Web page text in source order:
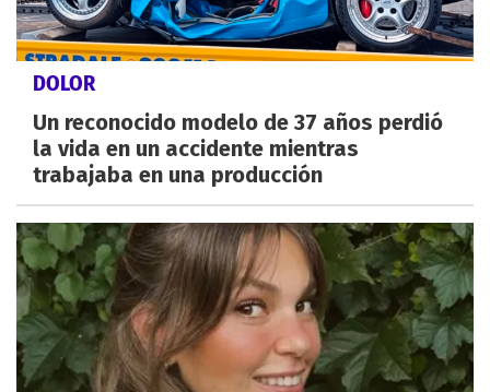
DOLOR
Un reconocido modelo de 37 años perdió
la vida en un accidente mientras
trabajaba en una producción